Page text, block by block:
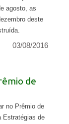
agosto, as
deste
03/08/2016
de
no Prêmio de
Estratégias de